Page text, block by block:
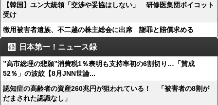
【韓国】ユン大統領「交渉や妥協はしない」 研修医集団ボイコット
受け
徴用被害者遺族、不二越の株主総会に出席 謝罪と賠償求める
日本第一！ニュース録
”高市総理の悲願”消費税1％表明も支持率初の6割切り…「賛成
52％」の波紋【8月JNN世論...
認知症の高齢者の資産260兆円が狙われている！ 「被害者の8割が
だまされた認識なし」